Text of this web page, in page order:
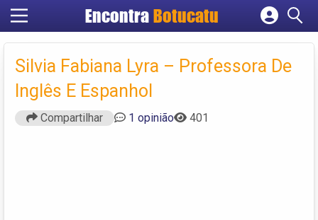
EncontraBotucatu
Cadastrar empresa
Criar conta
Silvia Fabiana Lyra – Professora De
Inglês E Espanhol
Compartilhar 1 opinião 401